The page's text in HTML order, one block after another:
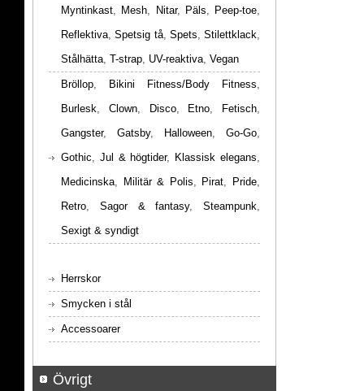
Myntinkast, Mesh, Nitar, Päls, Peep-toe,
Reflektiva,Spetsig tå, Spets, Stilettklack,
Stålhätta, T-strap, UV-reaktiva, Vegan
Bröllop, Bikini Fitness/Body Fitness,
Burlesk, Clown, Disco, Etno, Fetisch,
Gangster, Gatsby, Halloween, Go-Go,
Gothic, Jul & högtider, Klassisk elegans,
Medicinska, Militär & Polis, Pirat, Pride,
Retro, Sagor & fantasy, Steampunk,
Sexigt & syndigt
Herrskor
Smycken i stål
Accessoarer
Övrigt